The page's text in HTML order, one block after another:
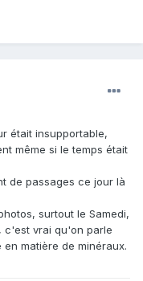
était insupportable,
même si le temps était
de passages ce jour là
surtout le Samedi,
c'est vrai qu'on parle
matière de minéraux.